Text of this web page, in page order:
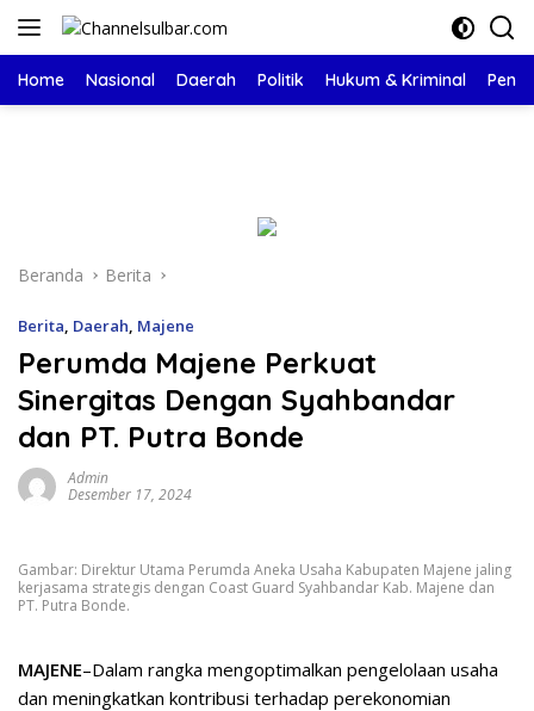
Langsung
Home Nasional Daerah Politik Hukum & Kriminal
Beranda Berita
Berita, Daerah, Majene
Perumda Majene Perkuat
Sinergitas Dengan Syahbandar
dan PT. Putra Bonde
Admin
Desember 17, 2024
Gambar: Direktur Utama Perumda Aneka Usaha Kabupaten Majene jaling
kerjasama strategis dengan Coast Guard Syahbandar Kab. Majene dan
PT. Putra Bonde.
MAJENE–Dalam rangka mengoptimalkan pengelolaan usaha
dan meningkatkan kontribusi terhadap perekonomian